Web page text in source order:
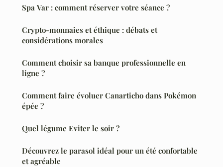
Spa Var : comment réserver votre séance ?
Crypto-monnaies et éthique : débats et
considérations morales
Comment choisir sa banque professionnelle en
ligne ?
Comment faire évoluer Canarticho dans Pokémon
épée ?
Quel légume Eviter le soir ?
Découvrez le parasol idéal pour un été confortable
et agréable